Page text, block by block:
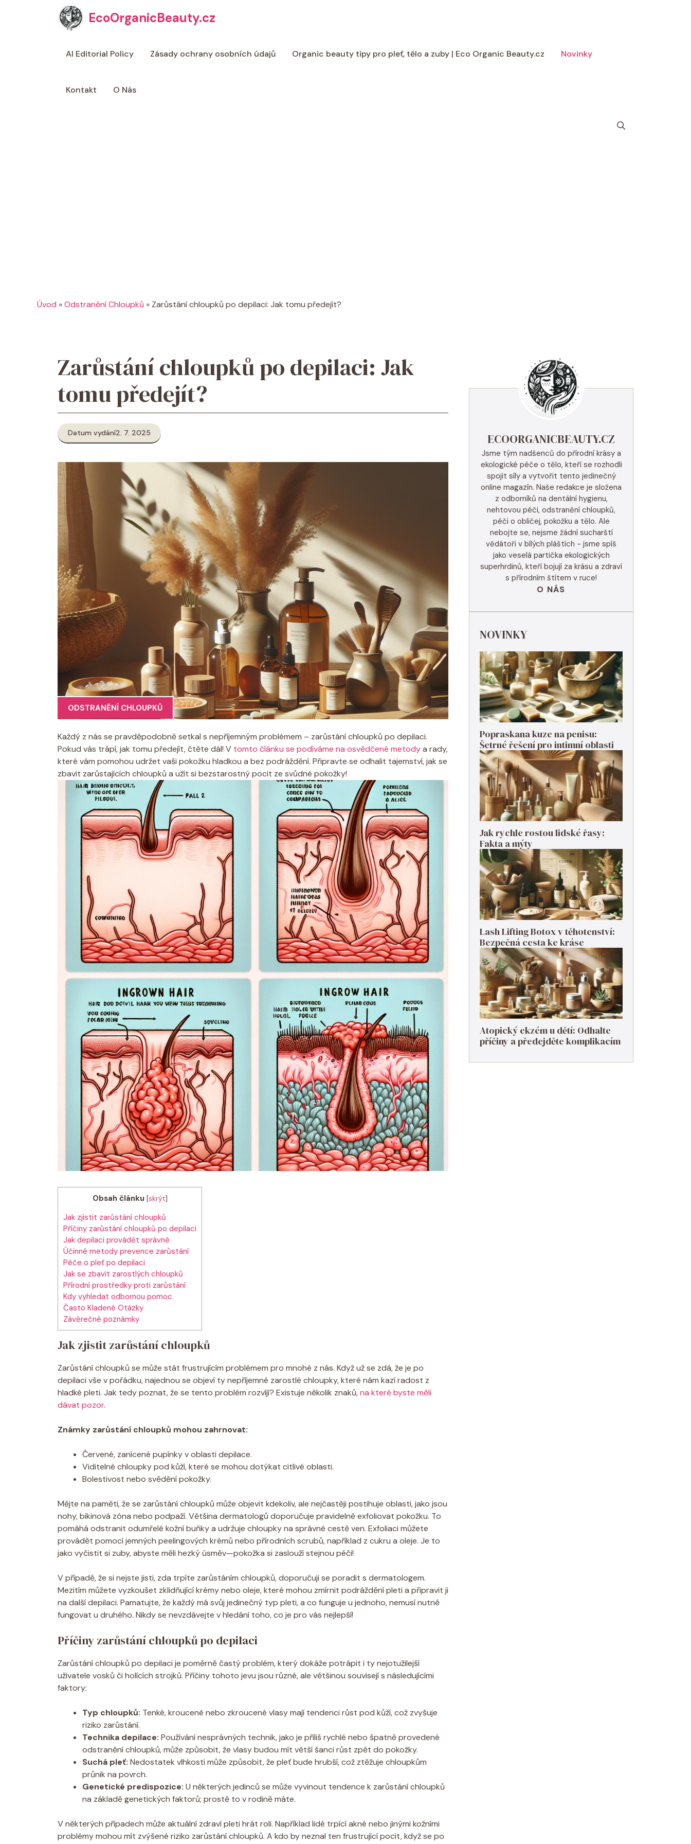
EcoOrganicBeauty.cz
AI Editorial Policy Zásady ochrany osobních údajů Organic beauty tipy pro pleť, tělo a zuby | Eco Organic Beauty.cz Novinky
Kontakt O Nás
Úvod »Odstranění Chloupků » Zarůstání chloupků po depilaci: Jak tomu předejít?
Zarůstání chloupků po depilaci: Jak
tomu předejít?
Datum vydání2. 7. 2025
ODSTRANĚNÍ CHLOUPKŮ
Každý z nás se pravděpodobně setkal s nepříjemným problémem – zarůstání chloupků po depilaci.
Pokud vás trápí, jak tomu předejít, čtěte dál! V tomto článku se podíváme na osvědčené metodya rady,
které vám pomohou udržet vaši pokožku hladkou a bez podráždění. Připravte se odhalit tajemství, jak se
zbavit zarůstajících chloupků a užít si bezstarostný pocit ze svůdné pokožky!
Obsah článku [skrýt]
Jak zjistit zarůstání chloupků
Příčiny zarůstání chloupků po depilaci
Jak depilaci provádět správně
Účinné metody prevence zarůstání
Péče o pleť po depilaci
Jak se zbavit zarostlých chloupků
Přírodní prostředky proti zarůstání
Kdy vyhledat odbornou pomoc
Často Kladené Otázky
Závěrečné poznámky
Jak zjistit zarůstání chloupků
Zarůstání chloupků se může stát frustrujícím problémem pro mnohé z nás. Když už se zdá, že je po
depilaci vše v pořádku, najednou se objeví ty nepříjemné zarostlé chloupky, které nám kazí radost z
hladké pleti. Jak tedy poznat, že se tento problém rozvíjí? Existuje několik znaků,na které byste měli
dávat pozor.
Známky zarůstání chloupků mohou zahrnovat:
Červené, zanícené pupínky v oblasti depilace.
Viditelné chloupky pod kůží, které se mohou dotýkat citlivé oblasti.
Bolestivost nebo svědění pokožky.
Mějte na paměti, že se zarůstání chloupků může objevit kdekoliv, ale nejčastěji postihuje oblasti, jako jsou
nohy, bikinová zóna nebo podpaží. Většina dermatologů doporučuje pravidelně exfoliovat pokožku. To
pomáhá odstranit odumřelé kožní buňky a udržuje chloupky na správné cestě ven. Exfoliaci můžete
provádět pomocí jemných peelingových krémů nebo přírodních scrubů, například z cukru a oleje. Je to
jako vyčistit si zuby, abyste měli hezký úsměv—pokožka si zaslouží stejnou péči!
V případě, že si nejste jisti, zda trpíte zarůstáním chloupků, doporučuji se poradit s dermatologem.
Mezitím můžete vyzkoušet zklidňující krémy nebo oleje, které mohou zmírnit podráždění pleti a připravit ji
na další depilaci. Pamatujte, že každý má svůj jedinečný typ pleti, a co funguje u jednoho, nemusí nutně
fungovat u druhého. Nikdy se nevzdávejte v hledání toho, co je pro vás nejlepší!
Příčiny zarůstání chloupků po depilaci
Zarůstání chloupků po depilaci je poměrně častý problém, který dokáže potrápit i ty nejotužilejší
uživatele vosků či holících strojků. Příčiny tohoto jevu jsou různé, ale většinou souvisejí s následujícími
faktory:
Typ chloupků: Tenké, kroucené nebo zkroucené vlasy mají tendenci růst pod kůží, což zvyšuje
riziko zarůstání.
Technika depilace: Používání nesprávných technik, jako je příliš rychlé nebo špatně provedené
odstranění chloupků, může způsobit, že vlasy budou mít větší šanci růst zpět do pokožky.
Suchá pleť: Nedostatek vlhkosti může způsobit, že pleť bude hrubší, což ztěžuje chloupkům
průnik na povrch.
Genetické predispozice: U některých jedinců se může vyvinout tendence k zarůstání chloupků
na základě genetických faktorů; prostě to v rodině máte.
V některých případech může aktuální zdraví pleti hrát roli. Například lidé trpící akné nebo jinými kožními
problémy mohou mít zvýšené riziko zarůstání chloupků. A kdo by neznal ten frustrující pocit, když se po
ECOORGANICBEAUTY.CZ
Jsme tým nadšenců do přírodní krásy a
ekologické péče o tělo, kteří se rozhodli
spojit síly a vytvořit tento jedinečný
online magazín. Naše redakce je složena
z odborníků na dentální hygienu,
nehtovou péči, odstranění chloupků,
péči o obličej, pokožku a tělo. Ale
nebojte se, nejsme žádní sucharští
vědátoři v bílých pláštích - jsme spíš
jako veselá partička ekologických
superhrdinů, kteří bojují za krásu a zdraví
s přírodním štítem v ruce!
O NÁS
NOVINKY
Popraskana kuze na penisu:
Šetrné řešení pro intimní oblasti
Jak rychle rostou lidské řasy:
Fakta a mýty
Lash Lifting Botox v těhotenství:
Bezpečná cesta ke kráse
Atopický ekzém u dětí: Odhalte
příčiny a předejděte komplikacím